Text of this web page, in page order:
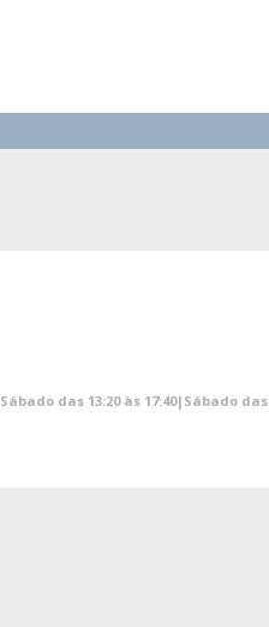
das 13:20 às 17:40|Sábado das